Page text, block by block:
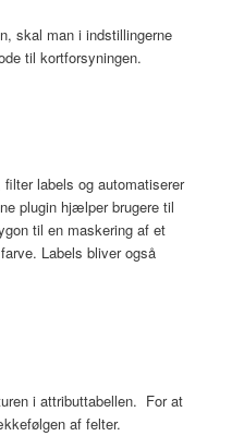
skal man i indstillingerne
til kortforsyningen.
labels og automatiserer
plugin hjælper brugere til
til en maskering af et
Labels bliver også
i attributtabellen. For at
af felter.